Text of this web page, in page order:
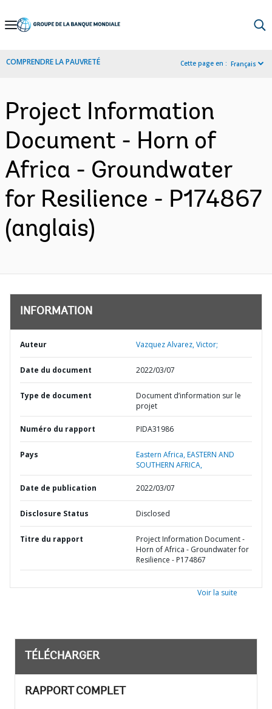
Skip
Navigation
COMPRENDRE LA PAUVRETÉ Cette page en : Français
Project Information
Document - Horn of
Africa - Groundwater
for Resilience - P174867
(anglais)
INFORMATION
Auteur Vazquez Alvarez, Victor;
Date du document 2022/03/07
Type de document
Document d’information sur le
projet
Numéro du rapport PIDA31986
Pays Eastern Africa,EASTERN AND
SOUTHERN AFRICA,
Date de publication 2022/03/07
Disclosure Status Disclosed
Titre du rapport
Project Information Document -
Horn of Africa - Groundwater for
Resilience - P174867
Voir la suite
TÉLÉCHARGER
RAPPORT COMPLET